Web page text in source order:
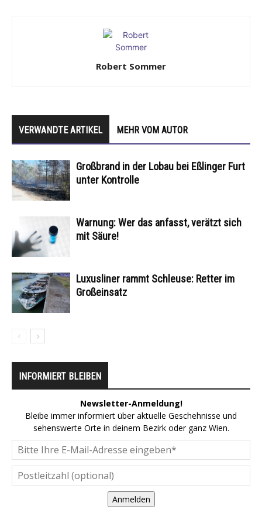
Robert Sommer
VERWANDTE ARTIKEL MEHR VOM AUTOR
Großbrand in der Lobau bei Eßlinger Furt
unter Kontrolle
Warnung: Wer das anfasst, verätzt sich
mit Säure!
Luxusliner rammt Schleuse: Retter im
Großeinsatz
INFORMIERT BLEIBEN
Newsletter-Anmeldung!
Bleibe immer informiert über aktuelle Geschehnisse und
sehenswerte Orte in deinem Bezirk oder ganz Wien.
Anmelden